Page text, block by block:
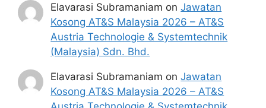
Elavarasi Subramaniam onJawatan
Kosong AT&S Malaysia 2026 – AT&S
Austria Technologie & Systemtechnik
(Malaysia) Sdn. Bhd.
Elavarasi Subramaniam onJawatan
Kosong AT&S Malaysia 2026 – AT&S